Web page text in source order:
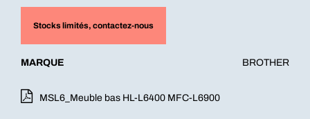
Stocks limités, contactez-nous
MARQUE BROTHER
MSL6_Meuble bas HL-L6400 MFC-L6900